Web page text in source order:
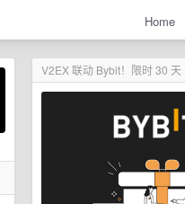
Home
V2EX 联动 Bybit！限时 30 天